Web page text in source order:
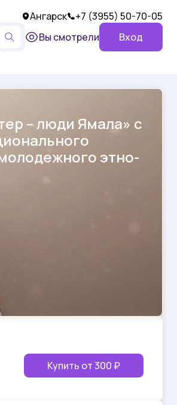
Ангарск
+7 (3955) 50-70-05
Вы смотрели
Вход
– люди Ямала» с
этно-
Купить от300 ₽